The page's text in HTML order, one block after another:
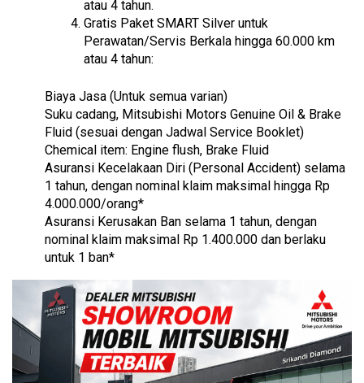
atau 4 tahun.
Gratis Paket SMART Silver untuk
Perawatan/Servis Berkala hingga 60.000 km
atau 4 tahun:
Biaya Jasa (Untuk semua varian)
Suku cadang, Mitsubishi Motors Genuine Oil & Brake
Fluid (sesuai dengan Jadwal Service Booklet)
Chemical item: Engine flush, Brake Fluid
Asuransi Kecelakaan Diri (Personal Accident) selama
1 tahun, dengan nominal klaim maksimal hingga Rp
4.000.000/orang*
Asuransi Kerusakan Ban selama 1 tahun, dengan
nominal klaim maksimal Rp 1.400.000 dan berlaku
untuk 1 ban*